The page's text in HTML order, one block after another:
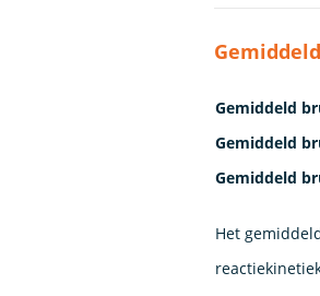
Gemiddeld
Gemiddeld
Gemiddeld
Het